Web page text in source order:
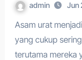
admin Jun
Asam urat menjadi salah satu masalah kesehatan
yang cukup
terutama mereka